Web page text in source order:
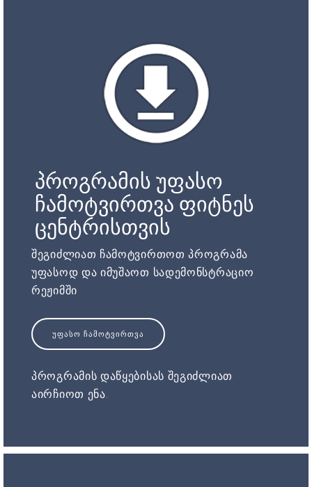
პროგრამის უფასო
ჩამოტვირთვა ფიტნეს
ცენტრისთვის
შეგიძლიათ ჩამოტვირთოთ პროგრამა
უფასოდ და იმუშაოთ სადემონსტრაციო
რეჟიმში
ᲣᲤᲐᲡᲝ ᲩᲐᲛᲝᲢᲕᲘᲠᲗᲕᲐ
პროგრამის დაწყებისას შეგიძლიათ
აირჩიოთ ენა.